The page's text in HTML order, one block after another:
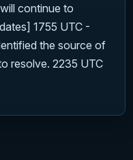
continue to
1755 UTC -
the source of
resolve. 2235 UTC